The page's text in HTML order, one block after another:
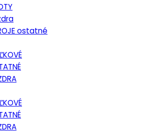
ostatné